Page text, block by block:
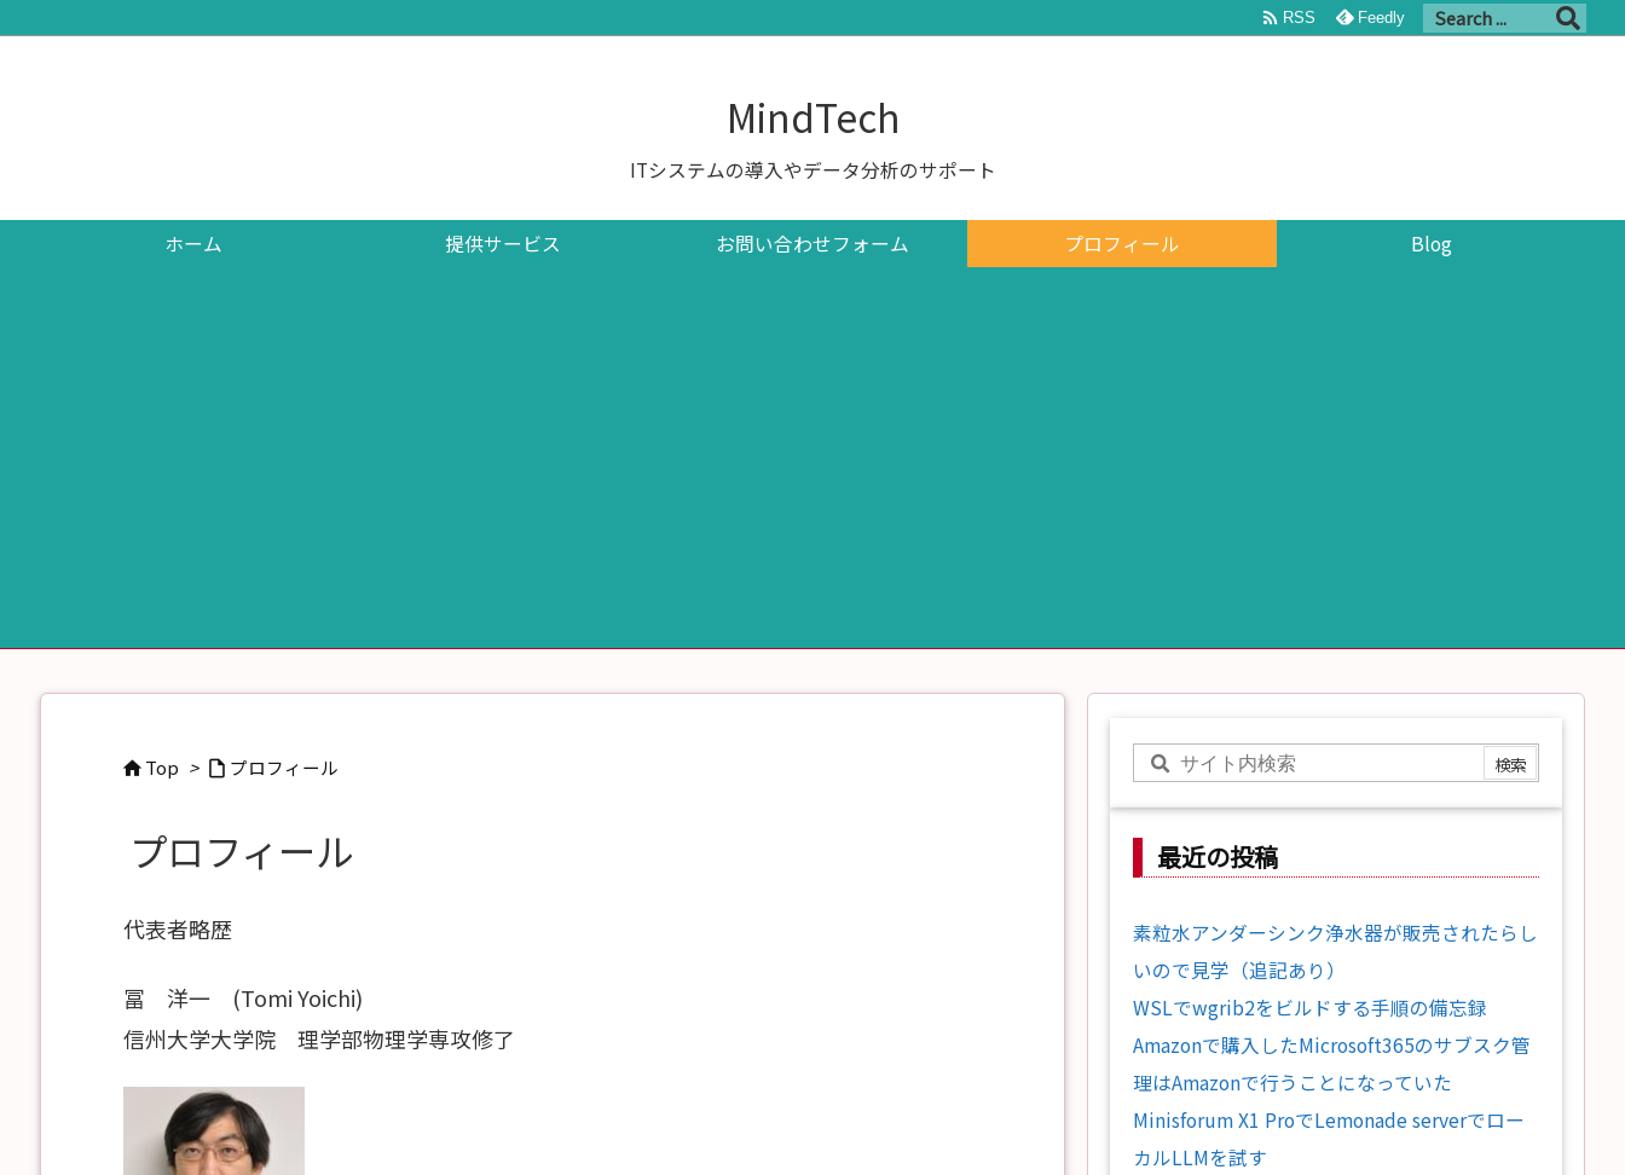
MindTech
ITシステムの導入やデータ分析のサポート
ホーム 提供サービス お問い合わせフォーム プロフィール Blog
 RSS Feedly
 Top >  プロフィール
プロフィール
代表者略歴
冨 洋一 (Tomi Yoichi)
信州大学大学院 理学部物理学専攻修了
最近の投稿
素粒水アンダーシンク浄水器が販売されたらし
いので見学（追記あり）
WSLでwgrib2をビルドする手順の備忘録
Amazonで購入したMicrosoft365のサブスク管
理はAmazonで行うことになっていた
Minisforum X1 ProでLemonade serverでロー
カルLLMを試す